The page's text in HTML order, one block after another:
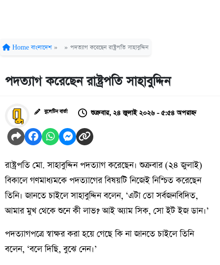
Home বাংলাদেশ » » পদত্যাগ করেছেন রাষ্ট্রপতি সাহাবুদ্দিন
পদত্যাগ করেছেন রাষ্ট্রপতি সাহাবুদ্দিন
বুলেটিন বার্তা শুক্রবার, ২৪ জুলাই ২০২৬ - ৫:৫৪ অপরাহ্ন
রাষ্ট্রপতি মো. সাহাবুদ্দিন পদত্যাগ করেছেন। শুক্রবার (২৪ জুলাই)
বিকালে গণমাধ্যমকে পদত্যাগের বিষয়টি নিজেই নিশ্চিত করেছেন
তিনি। জানতে চাইলে সাহাবুদ্দিন বলেন, ‘এটা তো সর্বজনবিদিত,
আমার মুখ থেকে শুনে কী লাভ? আই অ্যাম সিক, সো ইট ইজ ডান।’
পদত্যাগপত্রে স্বাক্ষর করা হয়ে গেছে কি না জানতে চাইলে তিনি
বলেন, ‘বলে দিছি, বুঝে নেন।’